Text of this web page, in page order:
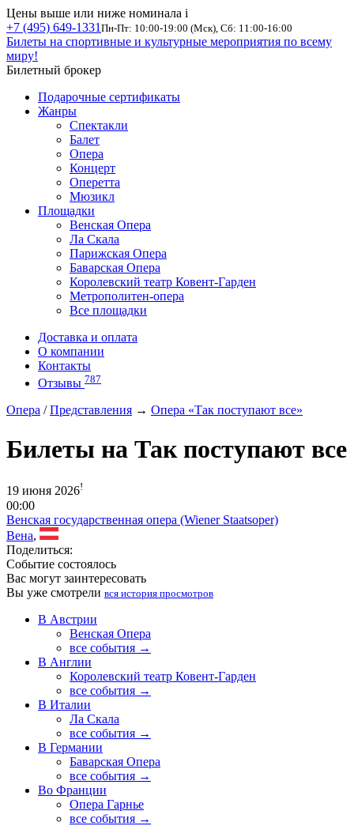
Цены выше или ниже номинала i
+7 (495) 649-1331 Пн-Пт: 10:00-19:00 (Мск), Сб: 11:00-16:00
Билеты на спортивные и культурные мероприятия по всему
миру!
Билетный брокер
Подарочные сертификаты
Жанры
Спектакли
Балет
Опера
Концерт
Оперетта
Мюзикл
Площадки
Венская Опера
Ла Скала
Парижская Опера
Баварская Опера
Королевский театр Ковент-Гарден
Метрополитен-опера
Все площадки
Доставка и оплата
О компании
Контакты
Отзывы 787
Опера /Представления → Опера «Так поступают все»
Билеты на Так поступают все
19 июня 2026!
00:00
Венская государственная опера (Wiener Staatsoper)
Вена,
Поделиться:
Событие состоялось
Вас могут заинтересовать
Вы уже смотрели вся история просмотров
В Австрии
Венская Опера
все события →
В Англии
Королевский театр Ковент-Гарден
все события →
В Италии
Ла Скала
все события →
В Германии
Баварская Опера
все события →
Во Франции
Опера Гарнье
все события →